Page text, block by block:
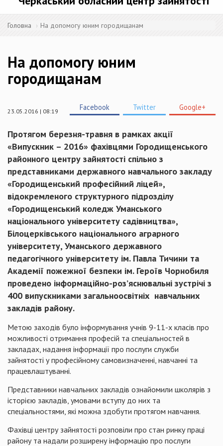
Головна На допомогу юним городищанам
На допомогу юним
городищанам
23.05.2016 | 08:19 Facebook Twitter Google+
Протягом березня-травня в рамках акції
«Випускник – 2016» фахівцями Городищенського
районного центру зайнятості спільно з
представниками державного навчального закладу
«Городищенський професійний ліцей»,
відокремленого структурного підрозділу
«Городищенський коледж Уманського
національного університету садівництва»,
Білоцерківського національного аграрного
університету, Уманського державного
педагогічного університету ім. Павла Тичини та
Академії пожежної безпеки ім. Героїв Чорнобиля
проведено інформаційно-роз’яснювальні зустрічі з
400 випускниками загальноосвітніх навчальних
закладів району.
Метою заходів було інформування учнів 9-11-х класів про
можливості отримання професій та спеціальностей в
закладах, надання інформації про послуги служби
зайнятості у професійному самовизначенні, навчанні та
працевлаштуванні.
Представники навчальних закладів ознайомили школярів з
історією закладів, умовами вступудо них та
спеціальностями, які можна здобути протягом навчання.
Фахівці центру зайнятості розповіли про стан ринку праці
району та надали розширенуінформацію про послуги